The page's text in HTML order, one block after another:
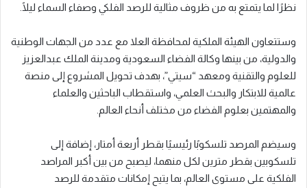
نظرًا لما يتمتع به من ظروف مثالية للرصد الفلكي وصفاء السماء ليلًا.
وستتعاون الهيئة الملكية لمحافظة العلا مع عدد من الجهات الوطنية
والدولية، من بينها وكالة الفضاء السعودية ومدينة الملك عبدالعزيز
للعلوم والتقنية ومعهد “سيتي”، بهدف تحويل المشروع إلى منصة
عالمية للابتكار والبحث العلمي، واستقطاب الباحثين والعلماء
والمهتمين بعلوم الفضاء من مختلف أنحاء العالم.
وسيضم المرصد تلسكوبًا رئيسيًا بقطر أربعة أمتار، إضافة إلى
تلسكوبين بقطر مترين لكل منهما، ليصبح من بين أكبر المراصد
الفلكية على مستوى العالم، بما يتيح إمكانات متقدمة للرصد